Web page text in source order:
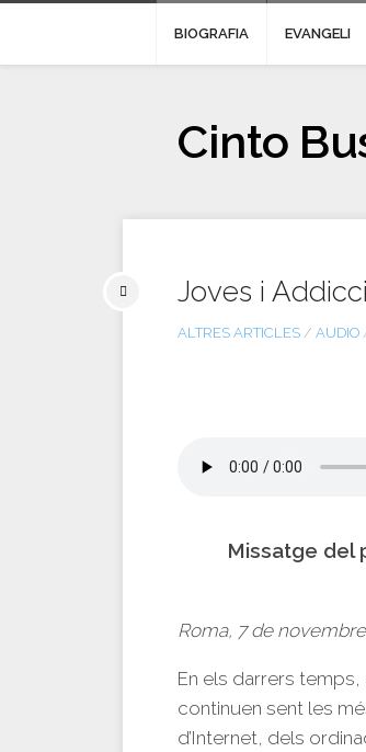
BIOGRAFIA EVANGELI
Cinto
Joves i
ALTRES ARTICLES / AUDIO
Missatge del
Roma, 7 de
En els darrers
continuen sent les
d’Internet, dels